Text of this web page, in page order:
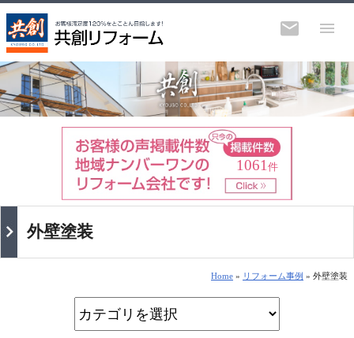
1061 件
外壁塗装
Home » リフォーム事例 » 外壁塗装